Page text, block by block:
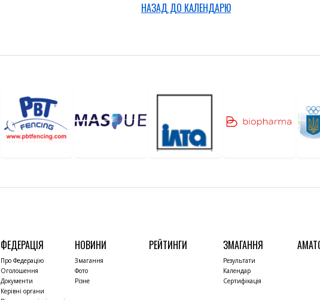
НАЗАД ДО КАЛЕНДАРЮ
ФЕДЕРАЦІЯ
Про Федерацію
Оголошення
Документи
Керівні органи
НОВИНИ
Змагання
Фото
Різне
РЕЙТИНГИ ЗМАГАННЯ
Результати
Календар
Сертифікація